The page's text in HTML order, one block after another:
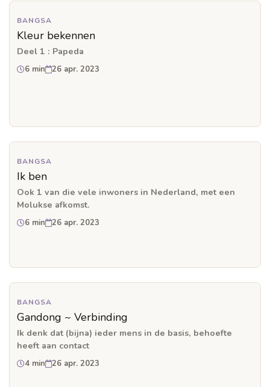
BANGSA
Kleur bekennen
Deel 1 : Papeda
6 min 26 apr. 2023
BANGSA
Ik ben
Ook 1 van die vele inwoners in Nederland, met een
Molukse afkomst.
6 min 26 apr. 2023
BANGSA
Gandong ~ Verbinding
Ik denk dat (bijna) ieder mens in de basis, behoefte
heeft aan contact
4 min 26 apr. 2023